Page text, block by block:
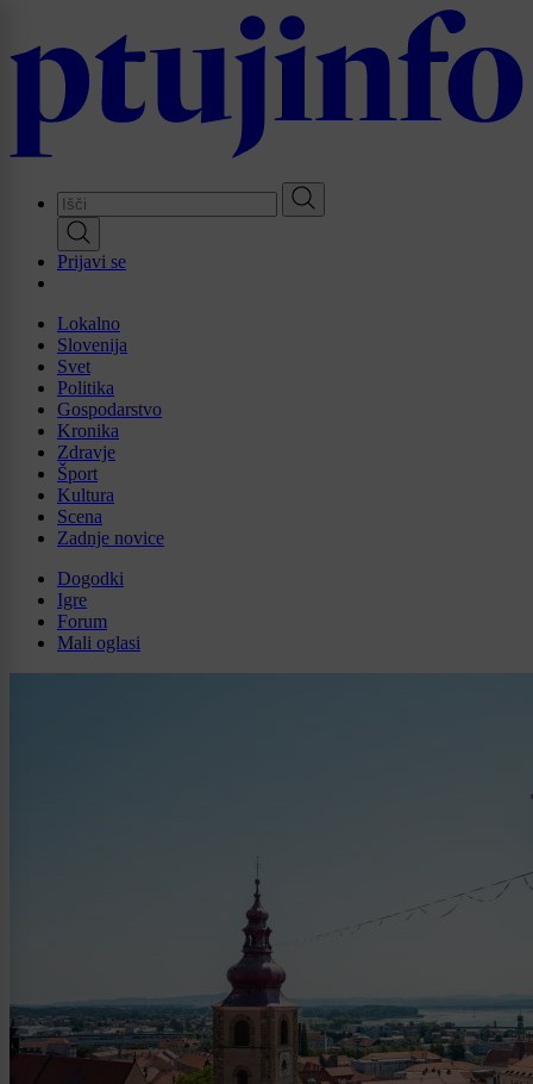
main
Prijavi se
Lokalno
Slovenija
Svet
Politika
Gospodarstvo
Kronika
Zdravje
Šport
Kultura
Scena
Zadnje novice
Dogodki
Igre
Forum
Mali oglasi